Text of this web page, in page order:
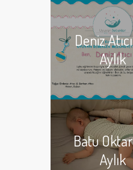
Deniz
Aylık
Batu
Aylık